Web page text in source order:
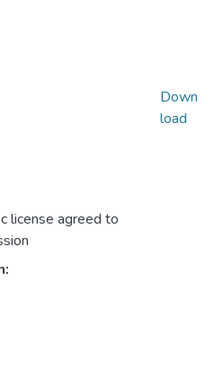
license agreed to
Down
load